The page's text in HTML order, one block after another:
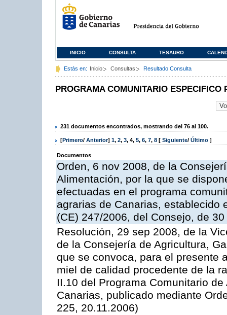
INICIO CONSULTA TESAURO
Estás en: Inicio Consultas Resultado Consulta
PROGRAMA COMUNITARIO ESPECIFICO
231 documentos encontrados, mostrando del 76 al 100.
[Primero/ Anterior] 1, 2, 3, 4, 5, 6, 7, 8 [ Siguiente/ Último ]
Documentos
Orden, 6 nov 2008, de la
Alimentación, por la que se
efectuadas en el programa
agrarias de Canarias, establecido
(CE) 247/2006, del Consejo, de
Resolución, 29 sep 2008, de la
de la Consejería de Agricultura,
que se convoca, para el presente
miel de calidad procedente de la
II.10 del Programa Comunitario
Canarias, publicado mediante
225, 20.11.2006)